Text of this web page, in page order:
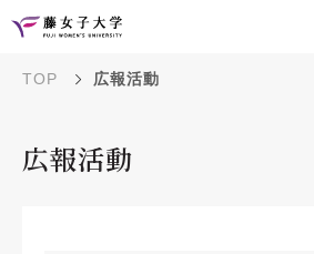
TOP 広報活動
広報活動